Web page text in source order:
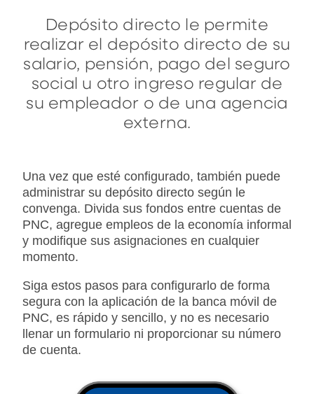
Depósito directo le permite
realizar el depósito directo de su
salario, pensión, pago del seguro
social u otro ingreso regular de
su empleador o de una agencia
externa.
Una vez que esté configurado, también puede
administrar su depósito directo según le
convenga. Divida sus fondos entre cuentas de
PNC, agregue empleos de la economía informal
y modifique sus asignaciones en cualquier
momento.
Siga estos pasos para configurarlo de forma
segura con la aplicación de la banca móvil de
PNC, es rápido y sencillo, y no es necesario
llenar un formulario ni proporcionar su número
de cuenta.